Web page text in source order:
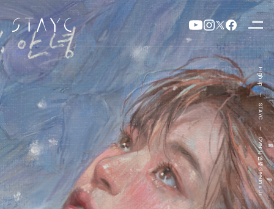
High Up
—
STAYC
—
Over U, 안녕 (Seeun x J)